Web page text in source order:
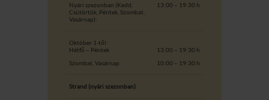
Nyári szezonban (Kedd,
Csütörtök, Péntek, Szombat,
Vasárnap):
13:00 – 19:30 h
Október 1-től:
Hétfő – Péntek
Szombat, Vasárnap
13:00 – 19:30 h
10:00 – 19:30 h
Strand (nyári szezonban)